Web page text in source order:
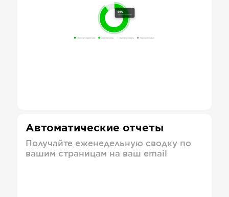
Автоматические отчеты
Получайте еженедельную сводку по
вашим страницам на ваш email